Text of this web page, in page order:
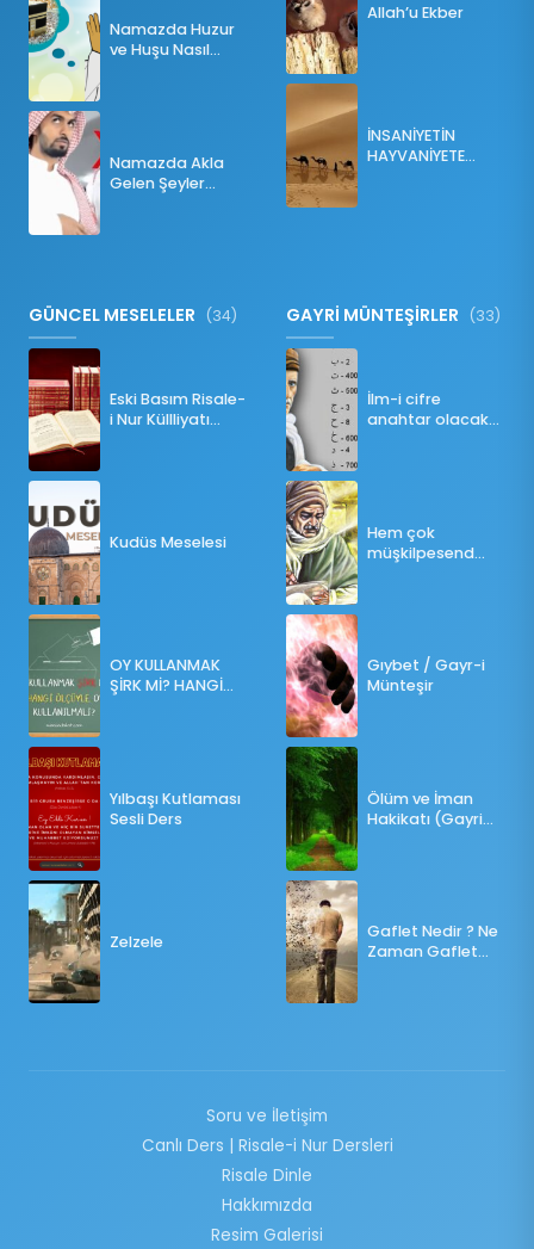
Namazda Huzur
ve Huşu Nasıl
Namazda Akla
Gelen Şeyler
Allah’u Ekber
İNSANİYETİN
HAYVANİYETE
GÜNCEL MESELELER (34)
Eski Basım Risale-
i Nur Küllliyatı
Kudüs Meselesi
OY KULLANMAK
ŞİRK Mİ? HANGİ
Yılbaşı Kutlaması
Sesli Ders
Zelzele
GAYRİ MÜNTEŞİRLER (33)
İlm-i cifre
anahtar olacak
Hem çok
müşkilpesend
Gıybet / Gayr-i
Münteşir
Ölüm ve İman
Hakikatı (Gayri
Gaflet Nedir ? Ne
Zaman Gaflet
Soru ve İletişim
Canlı Ders | Risale-i Nur Dersleri
Risale Dinle
Hakkımızda
Resim Galerisi